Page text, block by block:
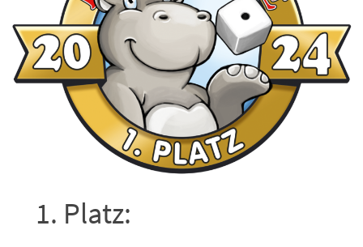
1. Platz: